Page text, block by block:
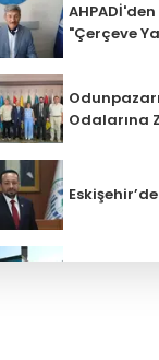
"Çerçeve
Odalarına